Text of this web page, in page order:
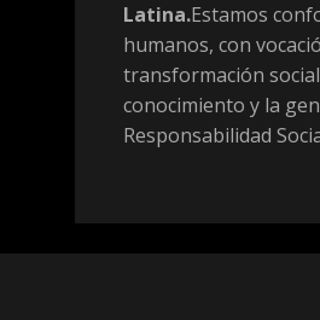
Latina.Estamos
humanos, con
transformación
conocimiento y la
Responsabilidad